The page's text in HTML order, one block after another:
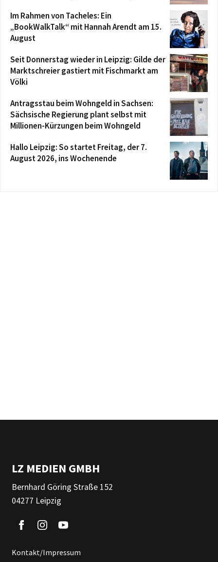
Im Rahmen von Tacheles: Ein
„BookWalkTalk“ mit Hannah Arendt am 15.
August
Seit Donnerstag wieder in Leipzig: Gilde der
Marktschreier gastiert mit Fischmarkt am
Völki
Antragsstau beim Wohngeld in Sachsen:
Sächsische Regierung plant selbst mit
Millionen-Kürzungen beim Wohngeld
Hallo Leipzig: So startet Freitag, der 7.
August 2026, ins Wochenende
LZ MEDIEN GMBH
Bernhard Göring Straße 152
04277 Leipzig
Kontakt/Impressum